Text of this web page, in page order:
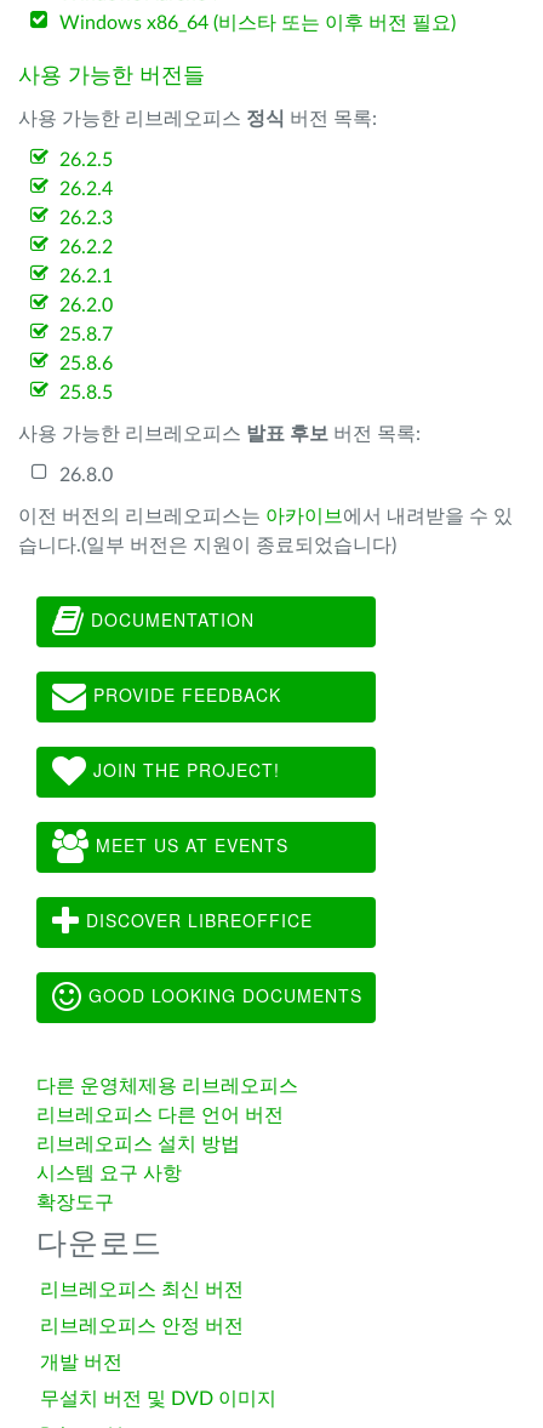
Windows x86_64 (비스타 또는 이후 버전 필요)
사용 가능한 버전들
사용 가능한 리브레오피스 정식 버전 목록:
26.2.5
26.2.4
26.2.3
26.2.2
26.2.1
26.2.0
25.8.7
25.8.6
25.8.5
사용 가능한 리브레오피스 발표 후보 버전 목록:
26.8.0
이전 버전의 리브레오피스는 아카이브 에서 내려받을 수 있
습니다.(일부 버전은 지원이 종료되었습니다)
DOCUMENTATION
PROVIDE FEEDBACK
JOIN THE PROJECT!
MEET US AT EVENTS
DISCOVER LIBREOFFICE
GOOD LOOKING DOCUMENTS
다른 운영체제용 리브레오피스
리브레오피스 다른 언어 버전
리브레오피스 설치 방법
시스템 요구 사항
확장도구
다운로드
리브레오피스 최신 버전
리브레오피스 안정 버전
개발 버전
무설치 버전 및 DVD 이미지